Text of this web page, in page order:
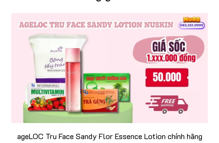
ageLOC Tru Face Sandy Flor Essence Lotion chính hãng